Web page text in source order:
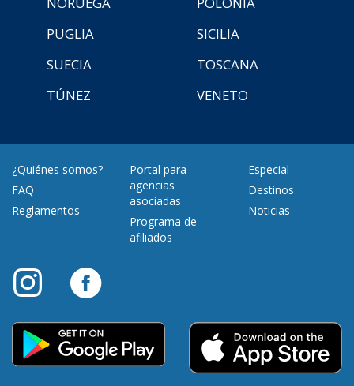
PUGLIA
SICILIA
SUECIA
TOSCANA
TÚNEZ
VENETO
¿Quiénes somos?
FAQ
Reglamentos
Portal para
agencias
asociadas
Programa de
afiliados
Especial
Destinos
Noticias